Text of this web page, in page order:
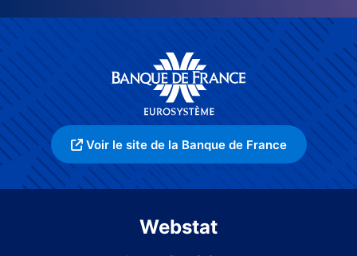
Voir le site de la Banque de France
Webstat